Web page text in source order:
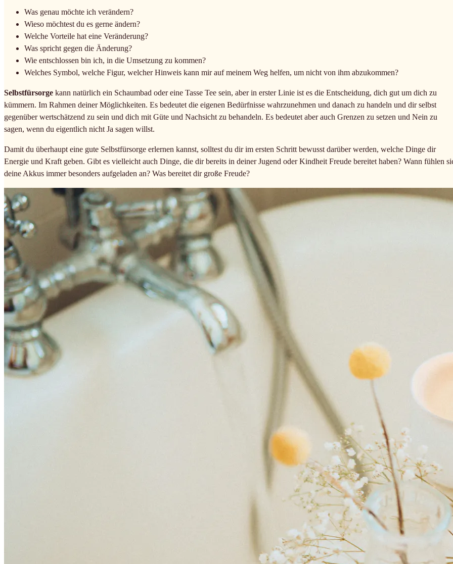
Was genau möchte ich verändern?
Wieso möchtest du es gerne ändern?
Welche Vorteile hat eine Veränderung?
Was spricht gegen die Änderung?
Wie entschlossen bin ich, in die Umsetzung zu kommen?
Welches Symbol, welche Figur, welcher Hinweis kann mir auf meinem Weg helfen, um nicht von ihm abzukommen?
Selbstfürsorge kann natürlich ein Schaumbad oder eine Tasse Tee sein, aber in erster Linie ist es die Entscheidung, dich gut um dich zu
kümmern. Im Rahmen deiner Möglichkeiten. Es bedeutet die eigenen Bedürfnisse wahrzunehmen und danach zu handeln und dir selbst
gegenüber wertschätzend zu sein und dich mit Güte und Nachsicht zu behandeln. Es bedeutet aber auch Grenzen zu setzen und Nein zu
sagen, wenn du eigentlich nicht Ja sagen willst.
Damit du überhaupt eine gute Selbstfürsorge erlernen kannst, solltest du dir im ersten Schritt bewusst darüber werden, welche Dinge dir
Energie und Kraft geben. Gibt es vielleicht auch Dinge, die dir bereits in deiner Jugend oder Kindheit Freude bereitet haben? Wann fühlen
deine Akkus immer besonders aufgeladen an? Was bereitet dir große Freude?